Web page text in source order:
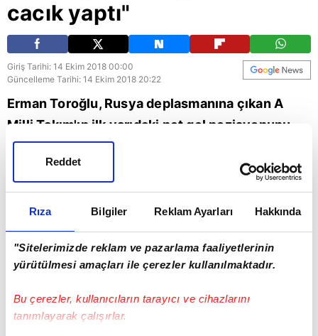
Rıza Bilgiler Reklam Ayarları Hakkında
"Sitelerimizde reklam ve pazarlama faaliyetlerinin
yürütülmesi amaçları ile çerezler kullanılmaktadır.
Bu çerezler, kullanıcıların tarayıcı ve cihazlarını
tanımlayarak çalışırlar.
Reddet
cacık yaptı"
Giriş Tarihi: 14 Ekim 2018 00:00
Güncelleme Tarihi: 14 Ekim 2018 20:22
Erman Toroğlu, Rusya deplasmanına çıkan A
Milli Takım'ın ilk yarıdaki net gol pozisyonunu
yorumladı. Hakan Çalhanoğlu'nun ceza sahasına
aktaramadığı pozisyonla ilgili konuşan Toroğlu
"Milan'lı arkadaş eveledi geveledi cacık yaptı,
sonrasında da pozisyon zaten cacık oldu" dedi.